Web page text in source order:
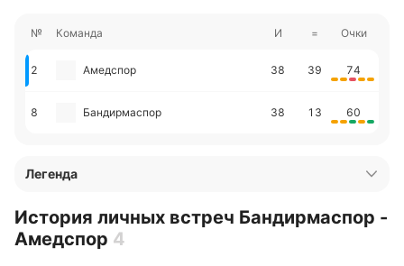
№ Команда И = Очки
2 Амедспор 38 39 74
8 Бандирмаспор 38 13 60
Легенда
История личных встреч Бандирмаспор -
Амедспор 4